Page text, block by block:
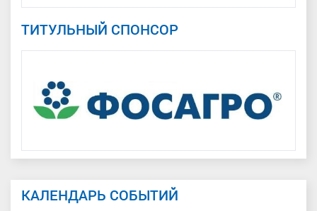
ТИТУЛЬНЫЙ СПОНСОР
КАЛЕНДАРЬ СОБЫТИЙ